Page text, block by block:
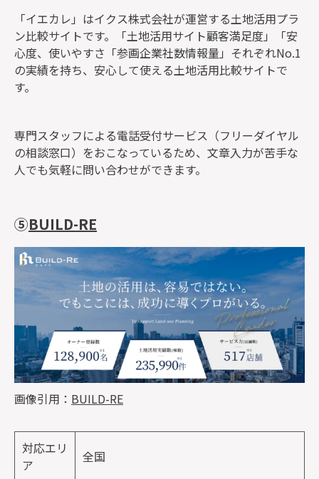
「イエカレ」はイクス株式会社が運営する土地活用プラ
ン比較サイトです。「土地活用サイト顧客満足度」「安
心度、使いやすさ「参画企業社数情報量」それぞれNo.1
の実績を持ち、安心して使える土地活用比較サイトで
す。
専門スタッフによる電話受付サービス（フリーダイヤル
の相談窓口）をおこなっているため、文章入力が苦手な
人でも気軽に問い合わせができます。
⑤BUILD-RE
画像引用： BUILD-RE
対応エリ
ア
全国